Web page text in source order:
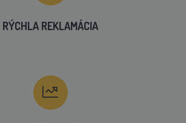
RÝCHLA REKLAMÁCIA